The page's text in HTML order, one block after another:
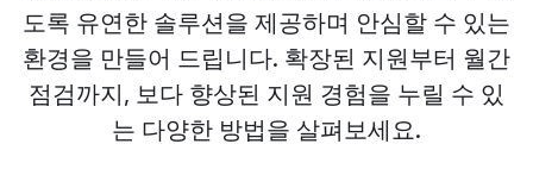
도록 유연한 솔루션을 제공하며 안심할 수 있는
환경을 만들어 드립니다. 확장된 지원부터 월간
점검까지, 보다 향상된 지원 경험을 누릴 수 있
는 다양한 방법을 살펴보세요.